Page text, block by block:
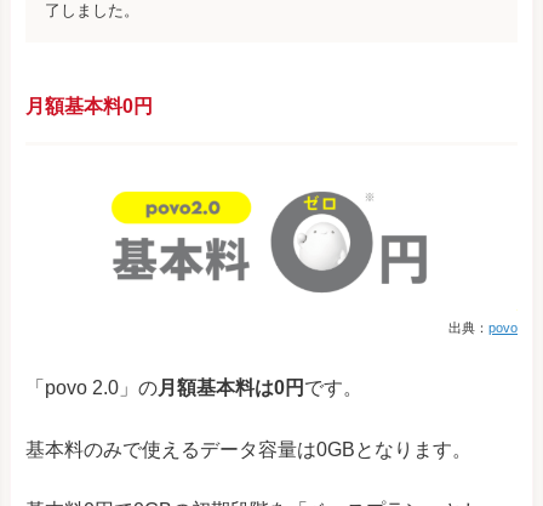
了しました。
月額基本料0円
出典： povo
「povo 2.0」の月額基本料は0円 です。
基本料のみで使えるデータ容量は0GBとなります。